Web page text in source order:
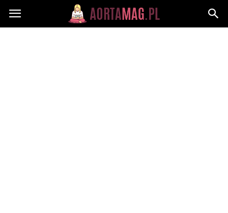
Aortamag.pl